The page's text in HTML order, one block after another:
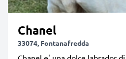
Chanel
33074, Fontanafredda